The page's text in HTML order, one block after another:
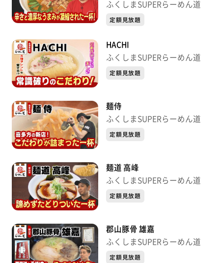
ふくしまSUPERらーめん道
定額見放題
HACHI
ふくしまSUPERらーめん道
定額見放題
麺侍
ふくしまSUPERらーめん道
定額見放題
麺道 高峰
ふくしまSUPERらーめん道
定額見放題
郡山豚骨 雄嘉
ふくしまSUPERらーめん道
定額見放題